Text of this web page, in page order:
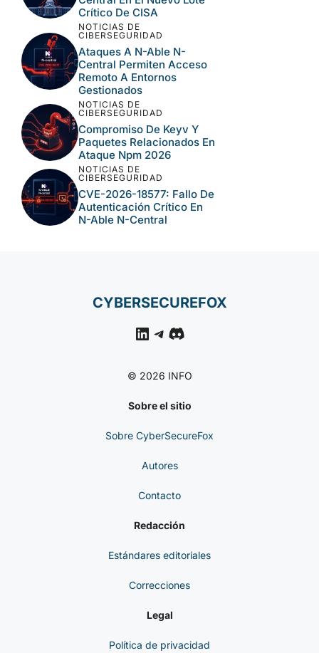
Crítico De CISA
NOTICIAS DE
CIBERSEGURIDAD
Ataques A N-Able N-
Central Permiten Acceso
Remoto A Entornos
Gestionados
NOTICIAS DE
CIBERSEGURIDAD
Compromiso De Keyv Y
Paquetes Relacionados En
Ataque Npm 2026
NOTICIAS DE
CIBERSEGURIDAD
CVE-2026-18577: Fallo De
Autenticación Crítico En
N-Able N-Central
CYBERSECUREFOX
LinkedIn
Telegram
Discord
© 2026 INFO
Sobre el sitio
Sobre CyberSecureFox
Autores
Contacto
Redacción
Estándares editoriales
Correcciones
Legal
Política de privacidad